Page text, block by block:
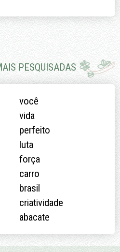
PESQUISADAS
você
vida
perfeito
luta
força
carro
brasil
criatividade
abacate